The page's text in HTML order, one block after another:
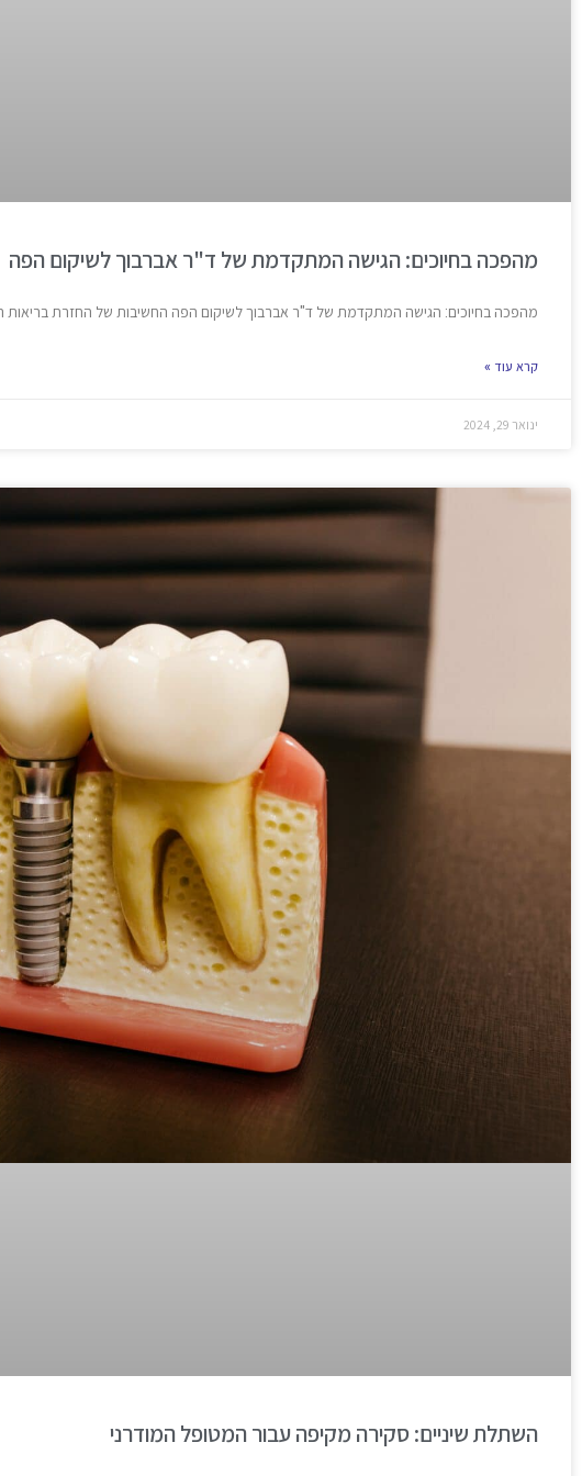
מהפכה בחיוכים: הגישה המתקדמת של ד"ר אברבוך לשיקום הפה
מהפכה בחיוכים: הגישה המתקדמת של ד"ר אברבוך לשיקום הפה החשיבות של החזרת בריאות
קרא עוד »
ינואר 29, 2024
השתלת שיניים: סקירה מקיפה עבור המטופל המודרני